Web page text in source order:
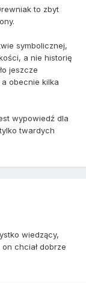
to zbyt
symbolicznej,
a nie historię
jeszcze
obecnie kilka
wypowiedź dla
twardych
wiedzący,
chciał dobrze